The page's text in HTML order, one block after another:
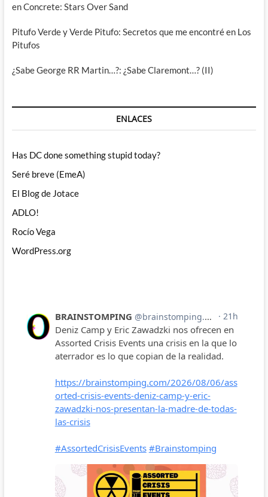
en Concrete: Stars Over Sand
Pitufo Verde y Verde Pitufo: Secretos que me encontré en Los
Pitufos
¿Sabe George RR Martin…?: ¿Sabe Claremont…? (II)
ENLACES
Has DC done something stupid today?
Seré breve (EmeA)
El Blog de Jotace
ADLO!
Rocío Vega
WordPress.org